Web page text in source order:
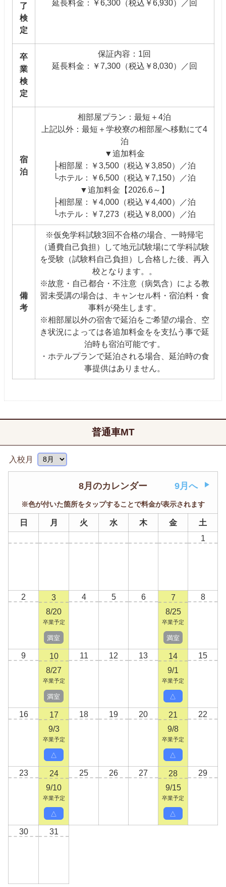
了
検
定
延長料金：￥6,300（税込￥6,930）／回
卒
業
検
定
保証内容：1回
延長料金：￥7,300（税込￥8,030）／回
宿
泊
相部屋プラン：最短＋4泊
上記以外：最短＋学校寮の相部屋へ移動にて4
泊
▼追加料金
├相部屋：￥3,500（税込￥3,850）／泊
└ホテル：￥6,500（税込￥7,150）／泊
▼追加料金【2026.6～】
├相部屋：￥4,000（税込￥4,400）／泊
└ホテル：￥7,273（税込￥8,000）／泊
備
考
※仮免学科試験3回不合格の場合、一時帰宅
（通費自己負担）して地元試験場にて学科試験
を受験（試験料自己負担）し合格した後、再入
校となります。。
※故意・自己都合・不注意（病気含）による教
習未受講の場合は、キャンセル料・宿泊料・食
事料が発生します。
※相部屋以外の宿舎で延泊をご希望の場合、空
き状況によっては各追加料金をを支払う事で延
泊時も宿泊可能です。
・ホテルプランで延泊される場合、延泊時の食
事提供はありません。
普通車MT
入校月
8月のカレンダー 9月へ
※色が付いた箇所をタップすることで料金が表示されます
日 月 火 水 木 金
土
1
2
3
8/20
卒業予定
満室
4 5 6
7
8/25
卒業予定
満室
8
9
10
8/27
卒業予定
満室
11 12 13
14
9/1
卒業予定
△
15
16
17
9/3
卒業予定
△
18 19 20
21
9/8
卒業予定
△
22
23
24
9/10
卒業予定
△
25 26 27
28
9/15
卒業予定
△
29
30 31